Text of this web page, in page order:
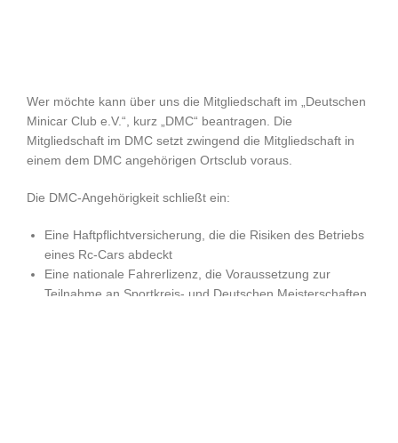
Wer möchte kann über uns die Mitgliedschaft im „Deutschen
Minicar Club e.V.“, kurz „DMC“ beantragen. Die
Mitgliedschaft im DMC setzt zwingend die Mitgliedschaft in
einem dem DMC angehörigen Ortsclub voraus.
Die DMC-Angehörigkeit schließt ein:
Eine Haftpflichtversicherung, die die Risiken des Betriebs
eines Rc-Cars abdeckt
Eine nationale Fahrerlizenz, die Voraussetzung zur
Teilnahme an Sportkreis- und Deutschen Meisterschaften